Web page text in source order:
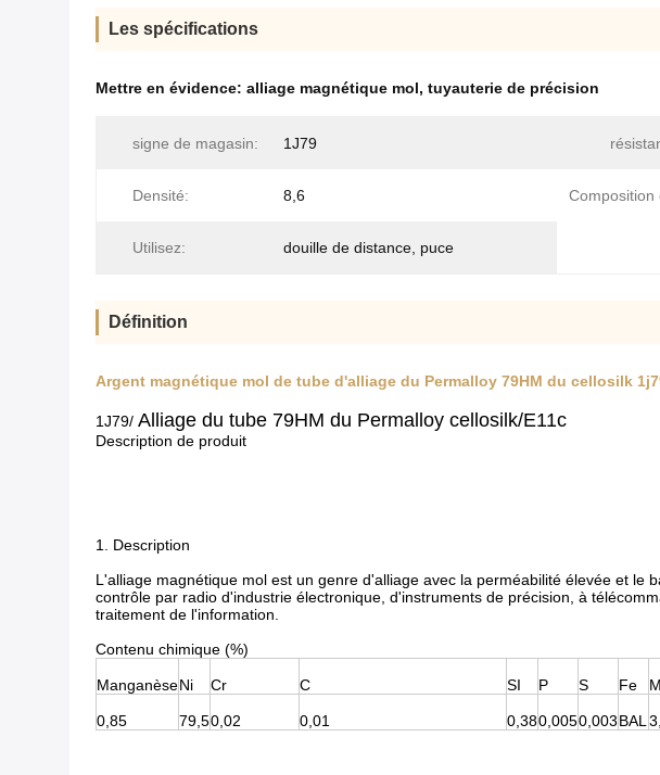
Les spécifications
Mettre en évidence: alliage magnétique mol, tuyauterie de précision
signe de magasin: 1J79
Densité: 8,6 Composition
Utilisez: douille de distance, puce
Définition
Argent magnétique mol de tube d'alliage du Permalloy 79HM du cellosilk
1J79/ Alliage du tube 79HM du Permalloy cellosilk/E11c
Description de produit
1. Description
L'alliage magnétique mol est un genre d'alliage avec la perméabilité élevée et
contrôle par radio d'industrie électronique, d'instruments de précision, à
traitement de l'information.
Contenu chimique (%)
ManganèseNi Cr C SI P S Fe
0,85 79,50,02 0,01 0,380,0050,003BAL